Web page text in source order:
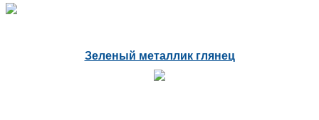
Зеленый металлик глянец